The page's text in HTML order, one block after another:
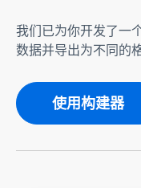
我们已为你开发了一
数据并导出为不同的
使用构建器